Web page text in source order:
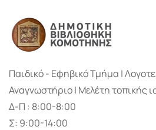
Παιδικό - Εφηβικό Τμήμα |
Αναγνωστήριο | Μελέτη τοπικής
Δ-Π : 8:00-8:00
Σ: 9:00-14:00